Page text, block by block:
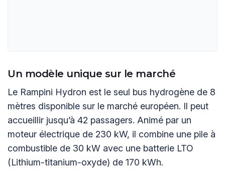
Un modèle unique sur le marché
Le Rampini Hydron est le seul bus hydrogène de 8
mètres disponible sur le marché européen. Il peut
accueillir jusqu’à 42 passagers. Animé par un
moteur électrique de 230 kW, il combine une pile à
combustible de 30 kW avec une batterie LTO
(Lithium-titanium-oxyde) de 170 kWh.